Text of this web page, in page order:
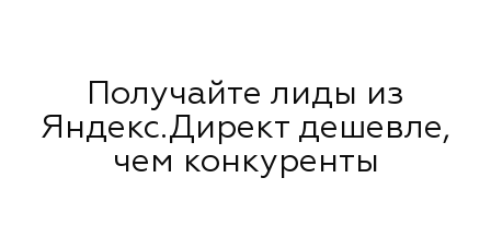
Получайте лиды из
Яндекс.Директ дешевле,
чем конкуренты